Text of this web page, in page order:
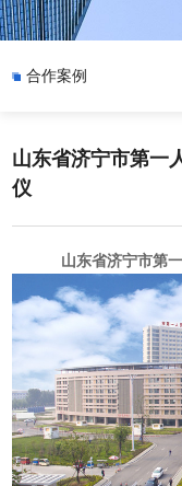
合作案例
山东省济宁市第一
仪
山东省济宁市第